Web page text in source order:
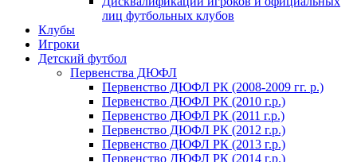
лиц футбольных клубов
Клубы
Игроки
Детский футбол
Первенства ДЮФЛ
Первенство ДЮФЛ РК (2008-2009 гг. р.)
Первенство ДЮФЛ РК (2010 г.р.)
Первенство ДЮФЛ РК (2011 г.р.)
Первенство ДЮФЛ РК (2012 г.р.)
Первенство ДЮФЛ РК (2013 г.р.)
Первенство ДЮФЛ РК (2014 г.р.)